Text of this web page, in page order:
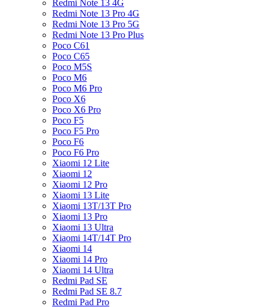
Redmi Note 13 4G
Redmi Note 13 Pro 4G
Redmi Note 13 Pro 5G
Redmi Note 13 Pro Plus
Poco C61
Poco C65
Poco M5S
Poco M6
Poco M6 Pro
Poco X6
Poco X6 Pro
Poco F5
Poco F5 Pro
Poco F6
Poco F6 Pro
Xiaomi 12 Lite
Xiaomi 12
Xiaomi 12 Pro
Xiaomi 13 Lite
Xiaomi 13T/13T Pro
Xiaomi 13 Pro
Xiaomi 13 Ultra
Xiaomi 14T/14T Pro
Xiaomi 14
Xiaomi 14 Pro
Xiaomi 14 Ultra
Redmi Pad SE
Redmi Pad SE 8.7
Redmi Pad Pro